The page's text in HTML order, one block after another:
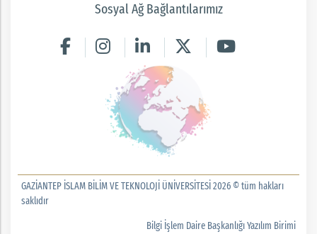
Sosyal Ağ Bağlantılarımız
GAZİANTEP İSLAM BİLİM VE TEKNOLOJİ ÜNİVERSİTESİ 2026 © tüm hakları
saklıdır
Bilgi İşlem Daire Başkanlığı Yazılım Birimi